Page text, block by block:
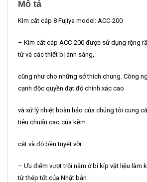
Mô tả
Kìm cắt cáp 8 Fujiya model: ACC-200
– Kìm cắt cáp ACC-200 được sử dụng rộng
tử và các thiết bị ánh sáng,
cũng như cho những sở thích chung. Công
cạnh độc quyền đạt độ chính xác cao
và xử lý nhiệt hoàn hảo của chúng tôi cung
tiêu chuẩn cao của kềm
cắt và độ bền tuyệt vời.
– Ưu điểm vượt trội nằm ở bí kíp vật liệu làm
từ thép tốt của Nhật bản